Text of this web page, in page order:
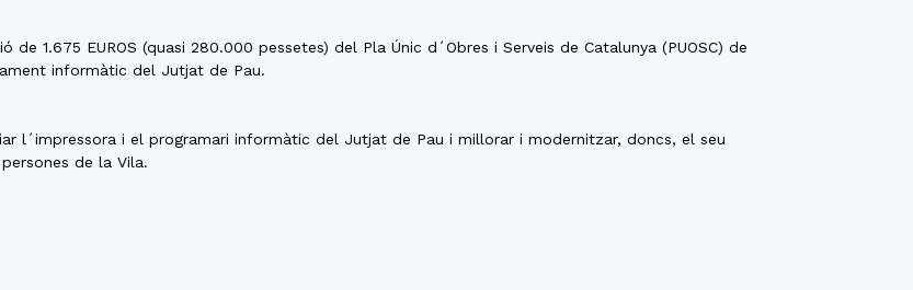
1.675 EUROS (quasi 280.000 pessetes) del Pla Únic d´Obres i Serveis de Catalunya (PUOSC) de
informàtic del Jutjat de Pau.
l´impressora i el programari informàtic del Jutjat de Pau i millorar i modernitzar, doncs, el seu
de la Vila.